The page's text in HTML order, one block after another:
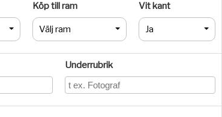
Köp till ram
Välj ram
Vit kant
Ja
Underrubrik